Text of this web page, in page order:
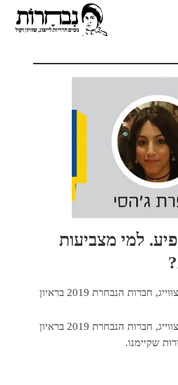
למי מצביעות
הנבחרת 2019 בראיון
אפרת ג'הסי ורחלי שניידר צווייג, חברות הנבחרת 2019 בראיון
שקיימנו.